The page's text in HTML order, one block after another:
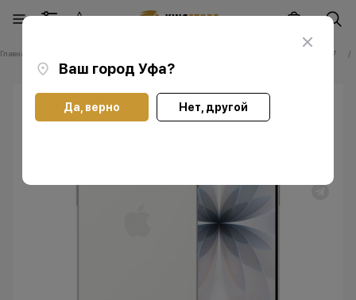
Ваш город Уфа?
Да, верно Нет, другой
Главная Смартфоны Apple iPhone 17